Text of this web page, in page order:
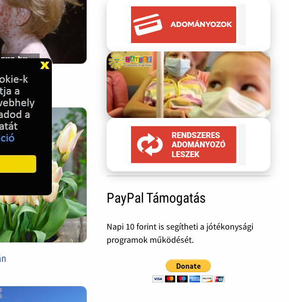
PayPal Támogatás
Napi 10 forint is segítheti a jótékonysági
programok működését.